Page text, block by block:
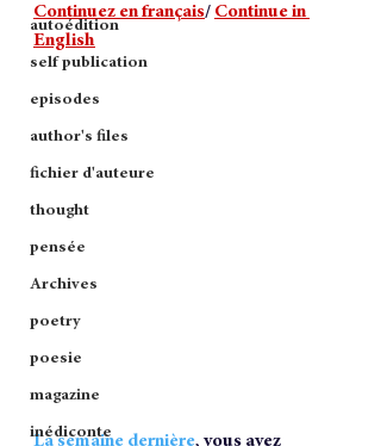
autoédition
self publication
episodes
author's files
fichier d'auteure
thought
pensée
Archives
poetry
poesie
magazine
inédiconte
Continuez en français/ Continue in
English
La semaine dernière, vous avez